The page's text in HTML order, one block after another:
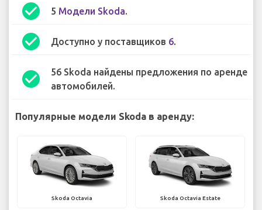
check_circle 5 Модели Skoda.
check_circle Доступно у поставщиков 6.
check_circle
56 Skoda найдены предложения по аренде
автомобилей.
Популярные модели Skoda в аренду:
Skoda Octavia Skoda Octavia Estate